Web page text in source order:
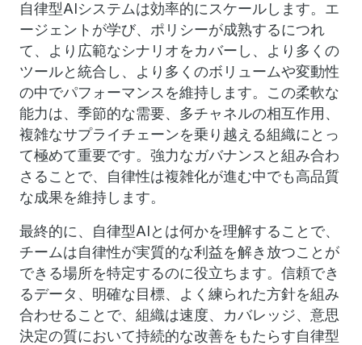
自律型AIシステムは効率的にスケールします。エ
ージェントが学び、ポリシーが成熟するにつれ
て、より広範なシナリオをカバーし、より多くの
ツールと統合し、より多くのボリュームや変動性
の中でパフォーマンスを維持します。この柔軟な
能力は、季節的な需要、多チャネルの相互作用、
複雑なサプライチェーンを乗り越える組織にとっ
て極めて重要です。強力なガバナンスと組み合わ
さることで、自律性は複雑化が進む中でも高品質
な成果を維持します。
最終的に、自律型AIとは何かを理解することで、
チームは自律性が実質的な利益を解き放つことが
できる場所を特定するのに役立ちます。信頼でき
るデータ、明確な目標、よく練られた方針を組み
合わせることで、組織は速度、カバレッジ、意思
決定の質において持続的な改善をもたらす自律型